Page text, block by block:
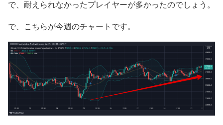
で、耐えられなかったプレイヤーが多かったのでしょう。
で、こちらが今週のチャートです。